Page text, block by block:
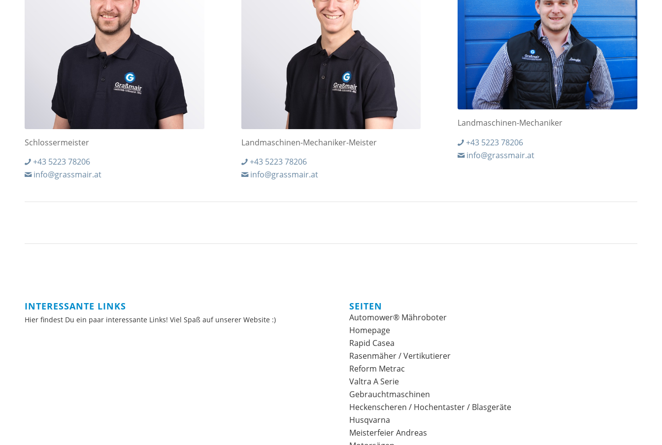
Schlossermeister
+43 5223 78206
info@grassmair.at
Landmaschinen-Mechaniker-Meister
+43 5223 78206
info@grassmair.at
Landmaschinen-Mechaniker
+43 5223 78206
info@grassmair.at
INTERESSANTE LINKS
Hier findest Du ein paar interessante Links! Viel Spaß auf unserer Website :)
SEITEN
Automower® Mähroboter
Homepage
Rapid Casea
Rasenmäher / Vertikutierer
Reform Metrac
Valtra A Serie
Gebrauchtmaschinen
Heckenscheren / Hochentaster / Blasgeräte
Husqvarna
Meisterfeier Andreas